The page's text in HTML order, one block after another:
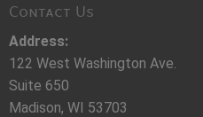
Contact Us
Address:
122 West Washington Ave.
Suite 650
Madison, WI 53703